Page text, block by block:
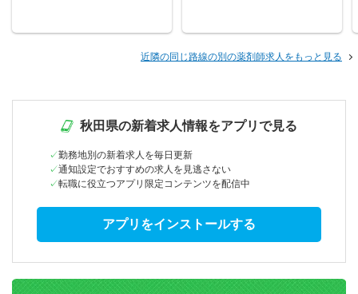
近隣の同じ路線の別の薬剤師求人をもっと見る
秋田県の新着求人情報をアプリで見る
勤務地別の新着求人を毎日更新
通知設定でおすすめの求人を見逃さない
転職に役立つアプリ限定コンテンツを配信中
アプリをインストールする